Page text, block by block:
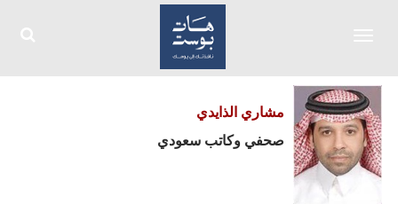
مشاري الذايدي
صحفي وكاتب سعودي